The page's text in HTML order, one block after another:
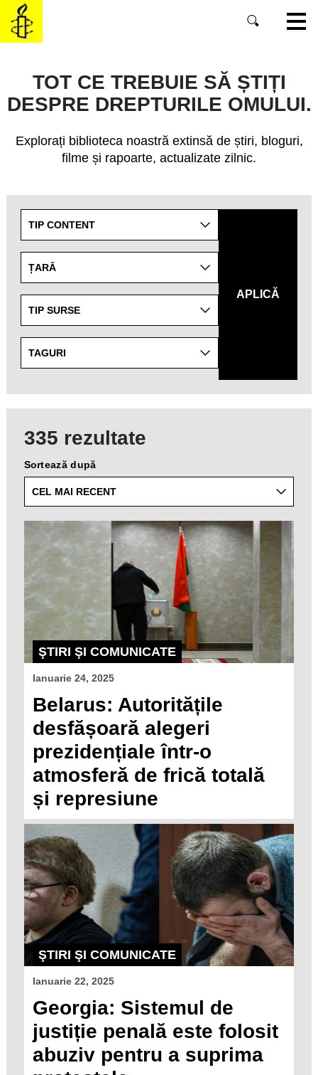
SKIP
TO
MAIN
CONTENT
TOT CE TREBUIE SĂ ȘTIȚI
DESPRE DREPTURILE OMULUI.
Explorați biblioteca noastră extinsă de știri, bloguri,
filme și rapoarte, actualizate zilnic.
search
results
by
topics
from
the
of
taxonomies.
TIP CONTENT
ȚARĂ
TIP SURSE
TAGURI
APLICĂ
335 rezultate
Sortează după
ŞTIRI ŞI COMUNICATE
Ianuarie 24, 2025
Belarus: Autoritățile
desfășoară alegeri
prezidențiale într-o
atmosferă de frică totală
și represiune
ŞTIRI ŞI COMUNICATE
Ianuarie 22, 2025
Georgia: Sistemul de
justiție penală este folosit
abuziv pentru a suprima